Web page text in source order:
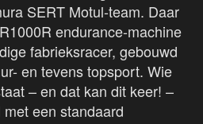
SERT Motul-team. Daar
endurance-machine
fabrieksracer, gebouwd
en tevens topsport. Wie
– en dat kan dit keer! –
een standaard